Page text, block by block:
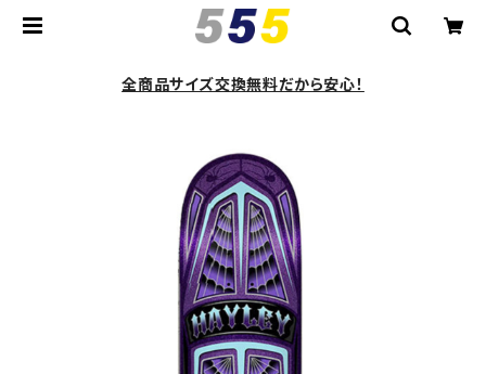
全商品サイズ交換無料だから安心！